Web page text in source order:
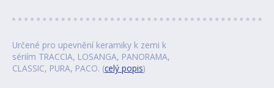
Určené pro upevnění keramiky k zemi k
sériím TRACCIA, LOSANGA, PANORAMA,
CLASSIC, PURA, PACO. (celý popis)